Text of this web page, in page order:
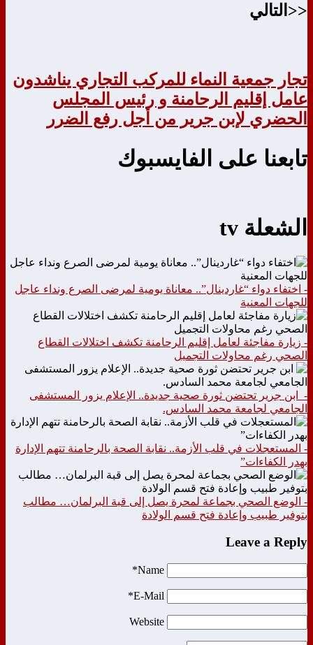
<<التالي
تجار جمعية النماء للمركب التجاري يناشدون
عامل إقليم الرحامنة و رئيس المجلس
الحضري لإبن جرير من أجل رفع الضرر
تابعنا على الفايسبوك
الشعلة tv
- اختفاء دواء “غاردينال”.. معاناة يومية لمرضى الصرع ونداء عاجل
للجهات المعنية
- زيارة مفاجئة لعامل إقليم الرحامنة تكشف اختلالات القطاع
الصحي رغم محاولات التجميل
- ابن جرير تحتضن ثورة صحية جديدة.. الإعلام يزور المستشفى
الجامعي لجامعة محمد السادس.
- المستعجلات في قلب الأزمة.. نقابة الصحة بالرحامنة تتهم الإدارة
بهدر الكفاءات”
- الوضع الصحي بجماعة لمحرة يصل إلى قبة البرلمان… مطالب
بتوفير طبيب وإعادة فتح قسم الولادة
Leave a Reply
Name*
E-Mail*
Website